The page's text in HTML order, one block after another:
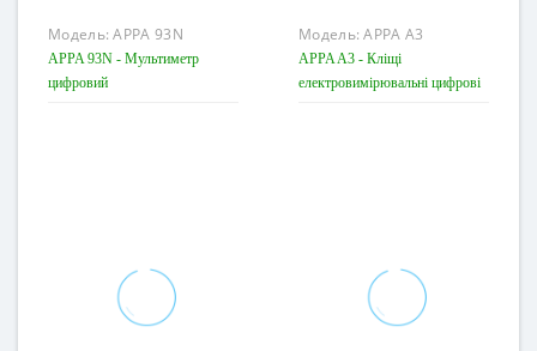
Модель:APPA 93N
APPA 93N - Мультиметр
цифровий
Модель:APPA A3
APPA A3 - Кліщі
електровимірювальні цифрові